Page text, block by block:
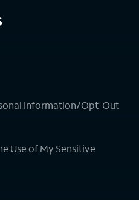
Information/Opt-Out
Use of My Sensitive